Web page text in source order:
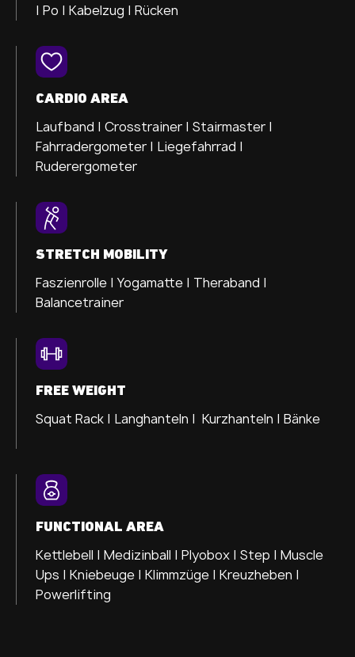
| Po | Kabelzug | Rücken
CARDIO AREA
Laufband | Crosstrainer | Stairmaster |
Fahrradergometer | Liegefahrrad |
Ruderergometer
STRETCH MOBILITY
Faszienrolle | Yogamatte | Theraband |
Balancetrainer
FREE WEIGHT
Squat Rack | Langhanteln | Kurzhanteln | Bänke
FUNCTIONAL AREA
Kettlebell | Medizinball | Plyobox | Step | Muscle
Ups | Kniebeuge | Klimmzüge | Kreuzheben |
Powerlifting